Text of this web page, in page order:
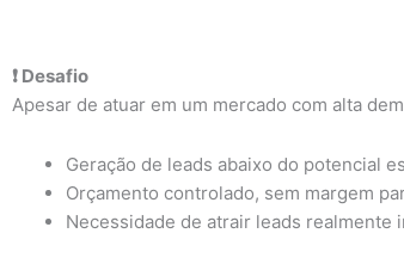
❗ Desafio
Apesar de atuar em um mercado com alta
Geração de leads abaixo do potencial
Orçamento controlado, sem margem
Necessidade de atrair leads realmente